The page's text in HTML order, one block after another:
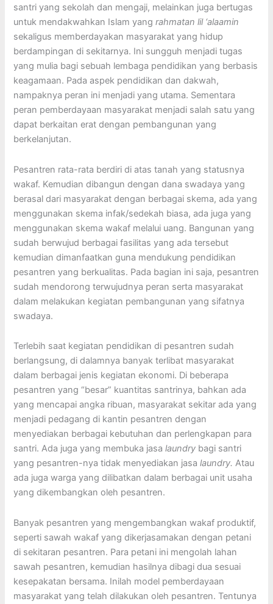
santri yang sekolah dan mengaji, melainkan juga bertugas
untuk mendakwahkan Islam yangrahmatan lil ‘alaamin
sekaligus memberdayakan masyarakat yang hidup
berdampingan di sekitarnya. Ini sungguh menjadi tugas
yang mulia bagi sebuah lembaga pendidikan yang berbasis
keagamaan. Pada aspek pendidikan dan dakwah,
nampaknya peran ini menjadi yang utama. Sementara
peran pemberdayaan masyarakat menjadi salah satu yang
dapat berkaitan erat dengan pembangunan yang
berkelanjutan.
Pesantren rata-rata berdiri di atas tanah yang statusnya
wakaf. Kemudian dibangun dengan dana swadaya yang
berasal dari masyarakat dengan berbagai skema, ada yang
menggunakan skema infak/sedekah biasa, ada juga yang
menggunakan skema wakaf melalui uang. Bangunan yang
sudah berwujud berbagai fasilitas yang ada tersebut
kemudian dimanfaatkan guna mendukung pendidikan
pesantren yang berkualitas. Pada bagian ini saja, pesantren
sudah mendorong terwujudnya peran serta masyarakat
dalam melakukan kegiatan pembangunan yang sifatnya
swadaya.
Terlebih saat kegiatan pendidikan di pesantren sudah
berlangsung, di dalamnya banyak terlibat masyarakat
dalam berbagai jenis kegiatan ekonomi. Di beberapa
pesantren yang “besar” kuantitas santrinya, bahkan ada
yang mencapai angka ribuan, masyarakat sekitar ada yang
menjadi pedagang di kantin pesantren dengan
menyediakan berbagai kebutuhan dan perlengkapan para
santri. Ada juga yang membuka jasalaundry bagi santri
yang pesantren-nya tidak menyediakan jasalaundry.Atau
ada juga warga yang dilibatkan dalam berbagai unit usaha
yang dikembangkan oleh pesantren.
Banyak pesantren yang mengembangkan wakaf produktif,
seperti sawah wakaf yang dikerjasamakan dengan petani
di sekitaran pesantren. Para petani ini mengolah lahan
sawah pesantren, kemudian hasilnya dibagi dua sesuai
kesepakatan bersama. Inilah model pemberdayaan
masyarakat yang telah dilakukan oleh pesantren. Tentunya